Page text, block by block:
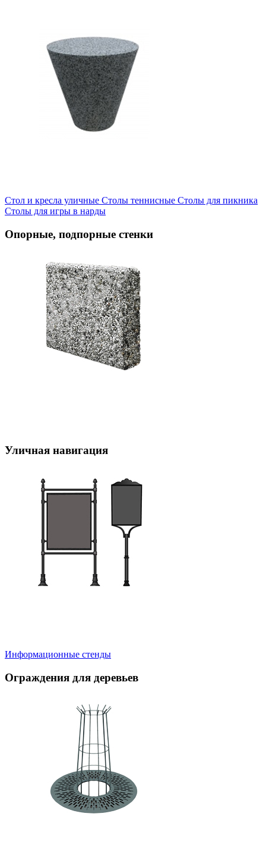
Стол и кресла уличные Cтолы теннисные Столы для пикника
Столы для игры в нарды
Опорные, подпорные стенки
Уличная навигация
Информационные стенды
Ограждения для деревьев